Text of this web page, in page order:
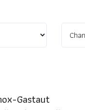
Gastaut